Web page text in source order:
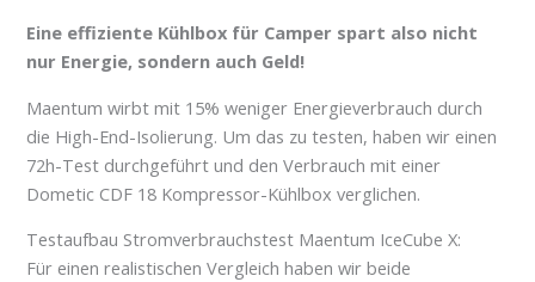
Eine effiziente Kühlbox für Camper spart also nicht
nur Energie, sondern auch Geld!
Maentum wirbt mit 15% weniger Energieverbrauch durch
die High-End-Isolierung. Um das zu testen, haben wir einen
72h-Test durchgeführt und den Verbrauch mit einer
Dometic CDF 18 Kompressor-Kühlbox verglichen.
Testaufbau Stromverbrauchstest Maentum IceCube X:
Für einen realistischen Vergleich haben wir beide